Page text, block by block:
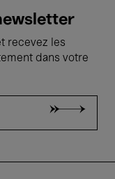
recevez les
dans votre